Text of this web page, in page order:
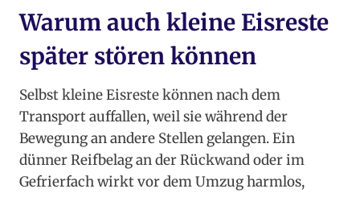
Warum auch kleine Eisreste
später stören können
Selbst kleine Eisreste können nach dem
Transport auffallen, weil sie während der
Bewegung an andere Stellen gelangen. Ein
dünner Reifbelag an der Rückwand oder im
Gefrierfach wirkt vor dem Umzug harmlos,